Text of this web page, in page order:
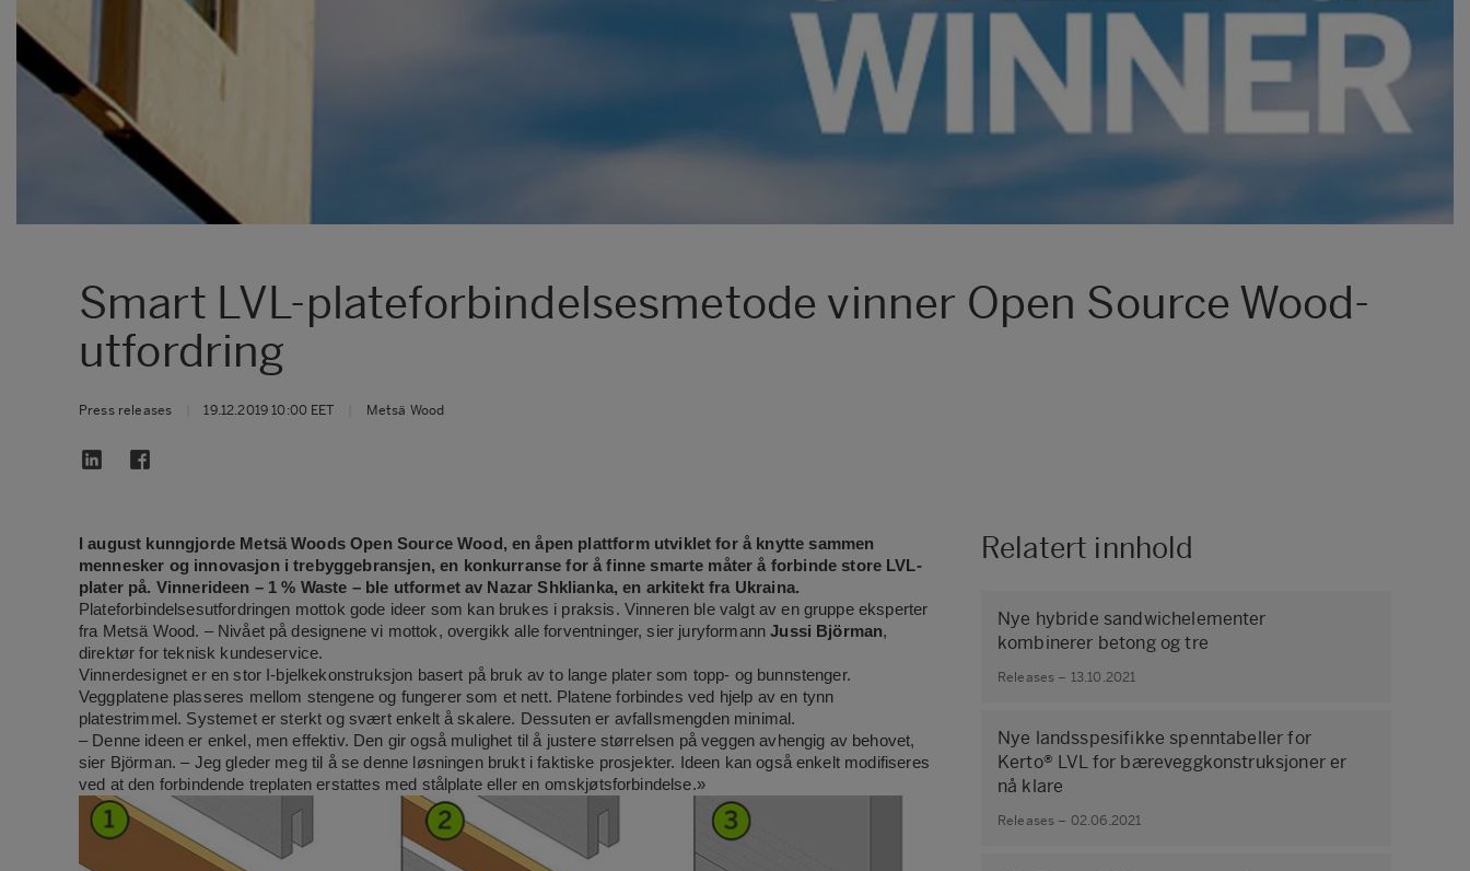
Smart LVL-plateforbindelsesmetode vinner Open Source Wood-
utfordring
Press releases 19.12.2019 10:00 EET Metsä Wood
I august kunngjorde Metsä Woods Open Source Wood, en åpen plattform utviklet for å knytte sammen
mennesker og innovasjon i trebyggebransjen, en konkurranse for å finne smarte måter å forbinde store LVL-
plater på. Vinnerideen – 1 % Waste – ble utformet av Nazar Shklianka, en arkitekt fra Ukraina.
Plateforbindelsesutfordringen mottok gode ideer som kan brukes i praksis. Vinneren ble valgt av en gruppe eksperter
fra Metsä Wood. – Nivået på designene vi mottok, overgikk alle forventninger, sier juryformannJussi Björman,
direktør for teknisk kundeservice.
Vinnerdesignet er en stor I-bjelkekonstruksjon basert på bruk av to lange plater som topp- og bunnstenger.
Veggplatene plasseres mellom stengene og fungerer som et nett. Platene forbindes ved hjelp av en tynn
platestrimmel. Systemet er sterkt og svært enkelt å skalere. Dessuten er avfallsmengden minimal.
– Denne ideen er enkel, men effektiv. Den gir også mulighet til å justere størrelsen på veggen avhengig av behovet,
sier Björman. – Jeg gleder meg til å se denne løsningen brukt i faktiske prosjekter. Ideen kan også enkelt modifiseres
ved at den forbindende treplaten erstattes med stålplate eller en omskjøtsforbindelse.»
Relatert innhold
Nye hybride sandwichelementer
kombinerer betong og tre
Releases – 13.10.2021
Nye landsspesifikke spenntabeller for
Kerto® LVL for bæreveggkonstruksjoner er
nå klare
Releases – 02.06.2021